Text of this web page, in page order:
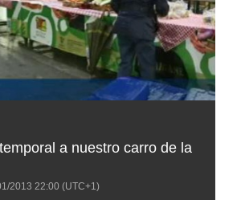
a nuestro carro de la
2013 22:00 (UTC+1)